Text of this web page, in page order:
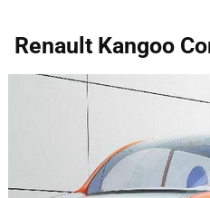
Renault Kangoo